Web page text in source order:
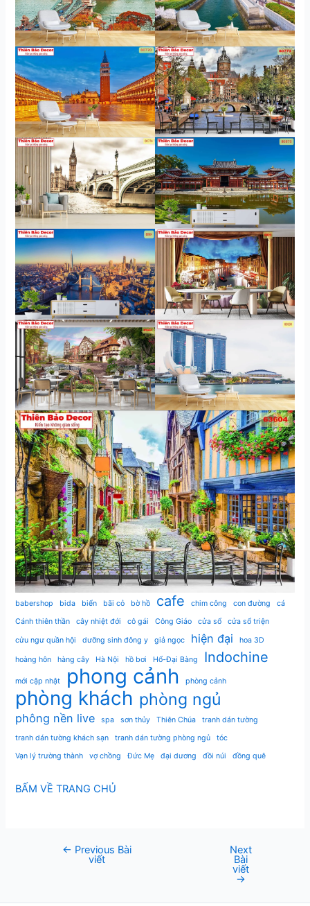
babershop bida biển bãi cỏ bờ hồ cafe chim công con đường
cá
Cánh thiên thần
cây nhiệt đới cô gái Công Giáo cửa sổ cửa sổ triện
cửu ngư quần hội dưỡng sinh đông y giả ngọc hiện đại hoa 3D
hoàng hôn hàng cây Hà Nội hồ bơi Hổ-Đại Bàng Indochine
mới cập nhật phong cảnh phòng cảnh
phòng khách phòng ngủ
phông nền live spa sơn thủy Thiên Chúa
tranh dán tường
tranh dán tường khách sạn
tranh dán tường phòng ngủ
tóc
Vạn lý trường thành
vợ chồng Đức Mẹ đại dương đồi núi đồng quê
BẤM VỀ TRANG CHỦ
← Previous Bài
viết
Next
Bài
viết
→